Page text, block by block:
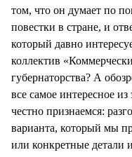
том, что он думает по
повестки в стране, и
который давно
коллектив
губернаторства? А
все самое интересное из
честно признаемся:
варианта, который мы
или конкретные детали